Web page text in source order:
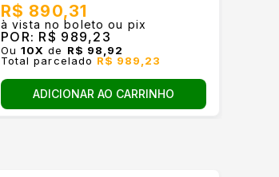
R$ 890,31
à vista no boleto ou pix
POR: R$ 989,23
Ou10X de R$ 98,92
Total parcelado R$ 989,23
ADICIONAR AO CARRINHO